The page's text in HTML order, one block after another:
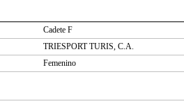
Cadete F
TRIESPORT TURIS, C.A.
Femenino